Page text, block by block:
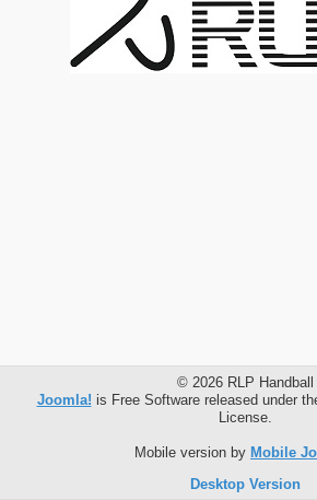
© 2026 RLP Handball
Joomla! is Free Software released under
License.
Mobile version by Mobile
Desktop Version